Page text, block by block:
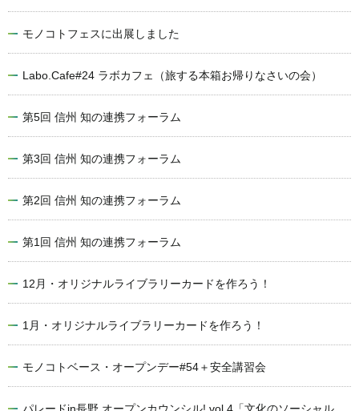
モノコトフェスに出展しました
Labo.Cafe#24 ラボカフェ（旅する本箱お帰りなさいの会）
第5回 信州 知の連携フォーラム
第3回 信州 知の連携フォーラム
第2回 信州 知の連携フォーラム
第1回 信州 知の連携フォーラム
12月・オリジナルライブラリーカードを作ろう！
1月・オリジナルライブラリーカードを作ろう！
モノコトベース・オープンデー#54＋安全講習会